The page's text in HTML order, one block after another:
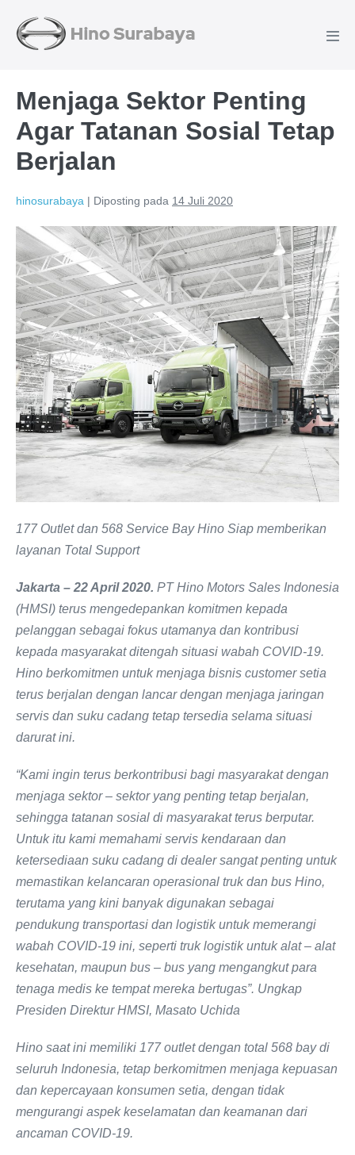
Menjaga Sektor Penting
Agar Tatanan Sosial Tetap
Berjalan
hinosurabaya | Diposting pada 14 Juli 2020
177 Outlet dan 568 Service Bay Hino Siap memberikan
layanan Total Support
Jakarta – 22 April 2020. PT Hino Motors Sales Indonesia
(HMSI) terus mengedepankan komitmen kepada
pelanggan sebagai fokus utamanya dan kontribusi
kepada masyarakat ditengah situasi wabah COVID-19.
Hino berkomitmen untuk menjaga bisnis customer setia
terus berjalan dengan lancar dengan menjaga jaringan
servis dan suku cadang tetap tersedia selama situasi
darurat ini.
“Kami ingin terus berkontribusi bagi masyarakat dengan
menjaga sektor – sektor yang penting tetap berjalan,
sehingga tatanan sosial di masyarakat terus berputar.
Untuk itu kami memahami servis kendaraan dan
ketersediaan suku cadang di dealer sangat penting untuk
memastikan kelancaran operasional truk dan bus Hino,
terutama yang kini banyak digunakan sebagai
pendukung transportasi dan logistik untuk memerangi
wabah COVID-19 ini, seperti truk logistik untuk alat – alat
kesehatan, maupun bus – bus yang mengangkut para
tenaga medis ke tempat mereka bertugas”. Ungkap
Presiden Direktur HMSI, Masato Uchida
Hino saat ini memiliki 177 outlet dengan total 568 bay di
seluruh Indonesia, tetap berkomitmen menjaga kepuasan
dan kepercayaan konsumen setia, dengan tidak
mengurangi aspek keselamatan dan keamanan dari
ancaman COVID-19.